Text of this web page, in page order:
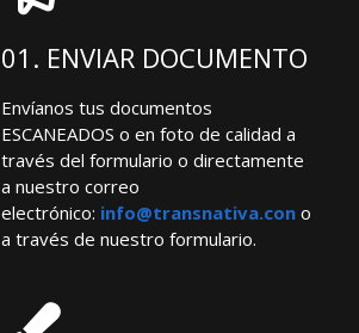
01. ENVIAR DOCUMENTO
Envíanos tus documentos
ESCANEADOS o en foto de calidad a
través del formulario o directamente
a nuestro correo
electrónico: info@transnativa.con o
a través de nuestro formulario.